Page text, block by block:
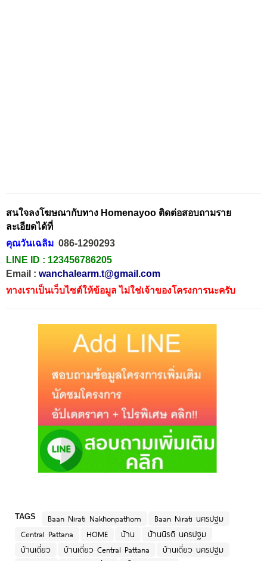
สนใจลงโฆษณากับทาง Homenayoo ติดต่อสอบถามราย
ละเอียดได้ที่
คุณวันเฉลิม 086-1290293
LINE ID : 123456786205
Email : wanchalearm.t@gmail.com
ทางเราเป็นเว็บไซต์ให้ข้อมูล ไม่ใช่เจ้าของโครงการนะครับ
TAGS Baan Nirati Nakhonpathom
Baan Nirati นครปฐม
Central Pattana
HOME บ้าน
บ้านนิรติ นครปฐม
บ้านเดี่ยว
บ้านเดี่ยว Central Pattana
บ้านเดี่ยว นครปฐม